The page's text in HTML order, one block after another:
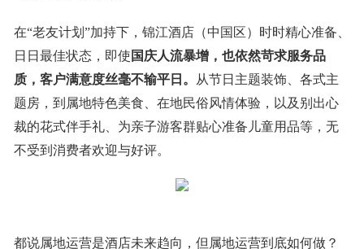
在“老友计划”加持下，锦江酒店（中国区）时时精心准备、
日日最佳状态，即使 国庆人流暴增，也依然苛求服务品
质，客户满意度丝毫不输平日。
从节日主题装饰、各式主
题房，到属地特色美食、在地民俗风情体验，以及别出心
裁的花式伴手礼、为亲子游客群贴心准备儿童用品等，无
不受到消费者欢迎与好评。
都说属地运营是酒店未来趋向，但属地运营到底如何做？